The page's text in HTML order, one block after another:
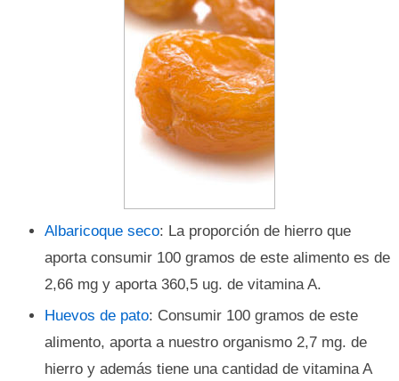
Albaricoque seco: La proporción de hierro que
aporta consumir 100 gramos de este alimento es de
2,66 mg y aporta 360,5 ug. de vitamina A.
Huevos de pato: Consumir 100 gramos de este
alimento, aporta a nuestro organismo 2,7 mg. de
hierro y además tiene una cantidad de vitamina A